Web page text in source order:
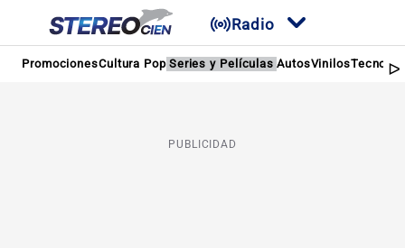
Radio
PromocionesCultura Pop Series y Películas AutosVinilos
PUBLICIDAD